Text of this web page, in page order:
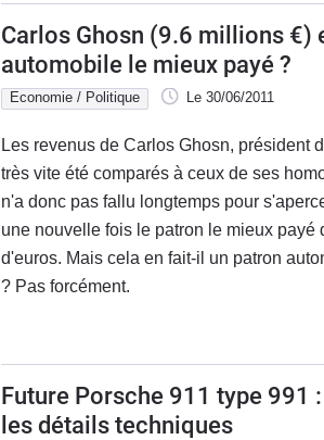
Carlos Ghosn (9.6 millions €)
automobile le mieux payé ?
Economie / Politique Le 30/06/2011
Les revenus de Carlos Ghosn, président
très vite été comparés à ceux de ses
n'a donc pas fallu longtemps pour
une nouvelle fois le patron le mieux payé
d'euros. Mais cela en fait-il un patron
? Pas forcément.
Future Porsche 911 type 991
les détails techniques